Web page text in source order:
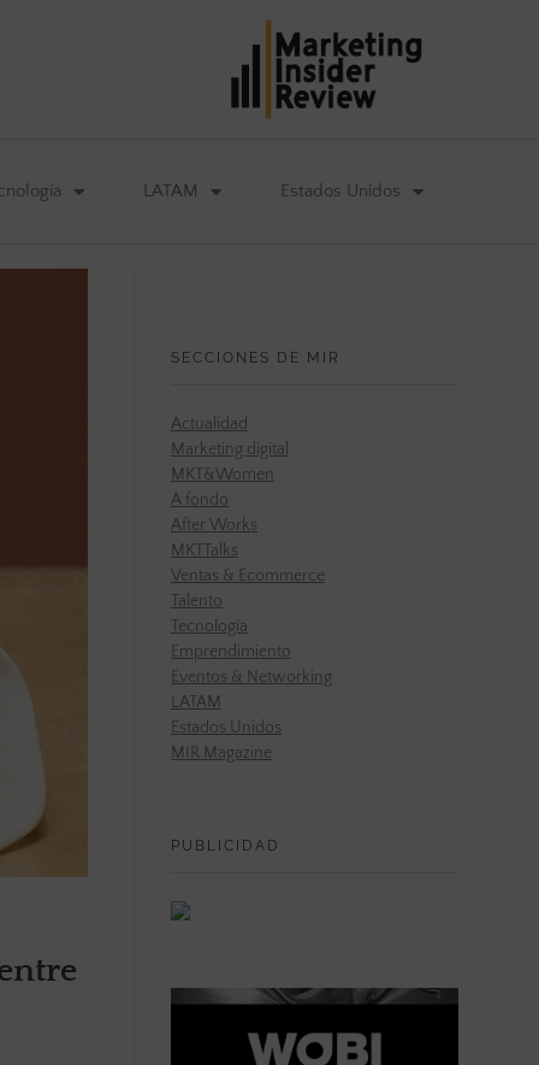
LATAM Estados Unidos
SECCIONES DE MIR
Actualidad
Marketing digital
MKT&Women
A fondo
After Works
MKTTalks
Ventas & Ecommerce
Talento
Tecnología
Emprendimiento
Eventos & Networking
LATAM
Estados Unidos
MIR Magazine
PUBLICIDAD